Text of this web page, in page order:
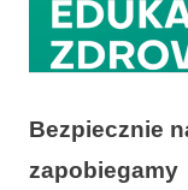
Bezpiecznie
zapobiegamy